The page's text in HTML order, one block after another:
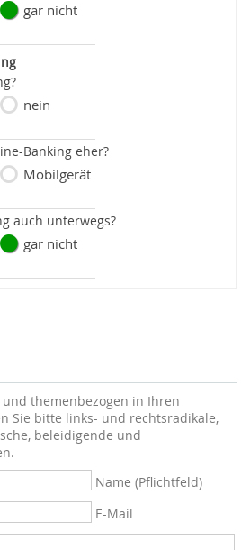
gar nicht
nein
Banking eher?
Mobilgerät
auch unterwegs?
gar nicht
themenbezogen in Ihren
Sie bitte links- und rechtsradikale,
beleidigende und
Name (Pflichtfeld)
E-Mail